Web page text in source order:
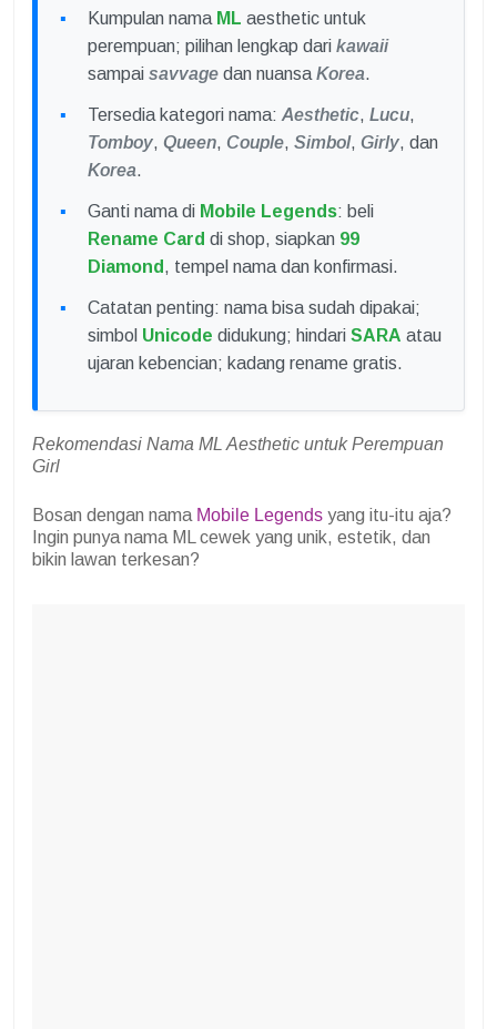
Kumpulan nama ML aesthetic untuk
perempuan; pilihan lengkap dari kawaii
sampai savvage dan nuansa Korea.
Tersedia kategori nama: Aesthetic, Lucu,
Tomboy, Queen, Couple, Simbol, Girly, dan
Korea.
Ganti nama di Mobile Legends: beli
Rename Card di shop, siapkan 99
Diamond , tempel nama dan konfirmasi.
Catatan penting: nama bisa sudah dipakai;
simbol Unicode didukung; hindari SARA atau
ujaran kebencian; kadang rename gratis.
Rekomendasi Nama ML Aesthetic untuk Perempuan
Girl
Bosan dengan nama Mobile Legends yang itu-itu aja?
Ingin punya nama ML cewek yang unik, estetik, dan
bikin lawan terkesan?